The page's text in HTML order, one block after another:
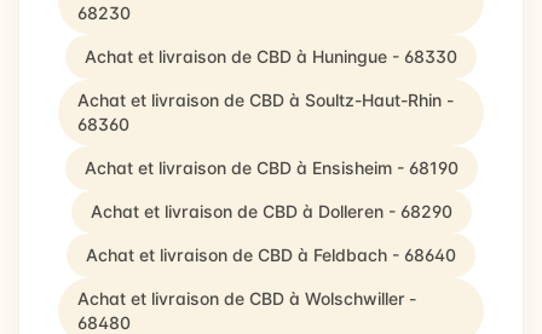
68230
Achat et livraison de CBD à Huningue - 68330
Achat et livraison de CBD à Soultz-Haut-Rhin -
68360
Achat et livraison de CBD à Ensisheim - 68190
Achat et livraison de CBD à Dolleren - 68290
Achat et livraison de CBD à Feldbach - 68640
Achat et livraison de CBD à Wolschwiller -
68480